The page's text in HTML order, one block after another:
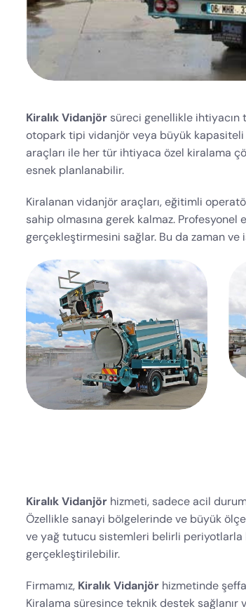
Kiralık Vidanjör süreci genellikle ihtiyacın
otopark tipi vidanjör veya büyük
araçları ile her tür ihtiyaca özel kiralama
esnek planlanabilir.
Kiralanan vidanjör araçları, eğitimli
sahip olmasına gerek kalmaz.
gerçekleştirmesini sağlar. Bu da zaman ve
Kiralık Vidanjör hizmeti, sadece acil
Özellikle sanayi bölgelerinde ve büyük
ve yağ tutucu sistemleri belirli periyotlarla
gerçekleştirilebilir.
Firmamız, Kiralık Vidanjör hizmetinde
Kiralama süresince teknik destek